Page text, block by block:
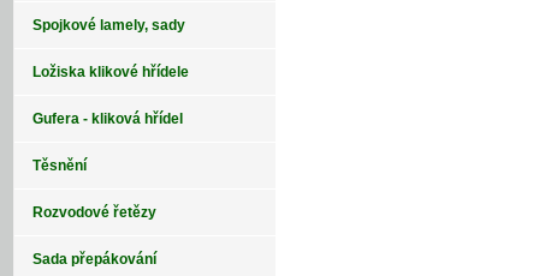
Spojkové lamely, sady
Ložiska klikové hřídele
Gufera - kliková hřídel
Těsnění
Rozvodové řetězy
Sada přepákování